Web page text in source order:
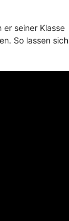
er seiner Klasse
So lassen sich